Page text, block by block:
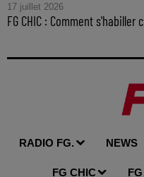
17 juillet 2026
FG CHIC : Comment
RADIO FG. NEWS
FG CHIC